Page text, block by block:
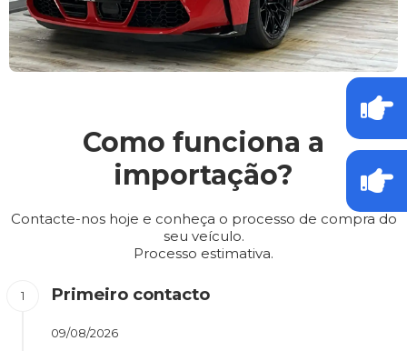
Como funciona a
importação?
Contacte-nos hoje e conheça o processo de compra do
seu veículo.
Processo estimativa.
Primeiro contacto
09/08/2026